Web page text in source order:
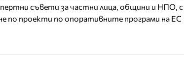
съвети за частни лица, общини и НПО, с
по проекти по опоративните програми на ЕС